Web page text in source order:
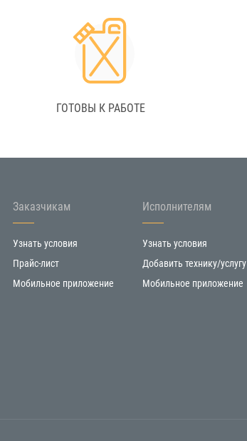
ГОТОВЫ К РАБОТЕ
Заказчикам
Узнать условия
Прайс-лист
Мобильное приложение
Исполнителям
Узнать условия
Добавить технику/услугу
Мобильное приложение